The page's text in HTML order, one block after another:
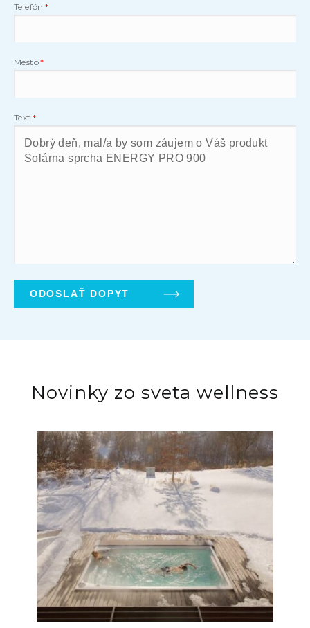
Telefón
Mesto
Text
Novinky zo sveta wellness